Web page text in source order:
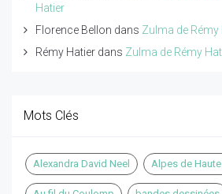
Hatier
Florence Bellon dans Zulma de Rémy
Rémy Hatier dans Zulma de Rémy
Mots Clés
Alexandra David Neel Alpes de